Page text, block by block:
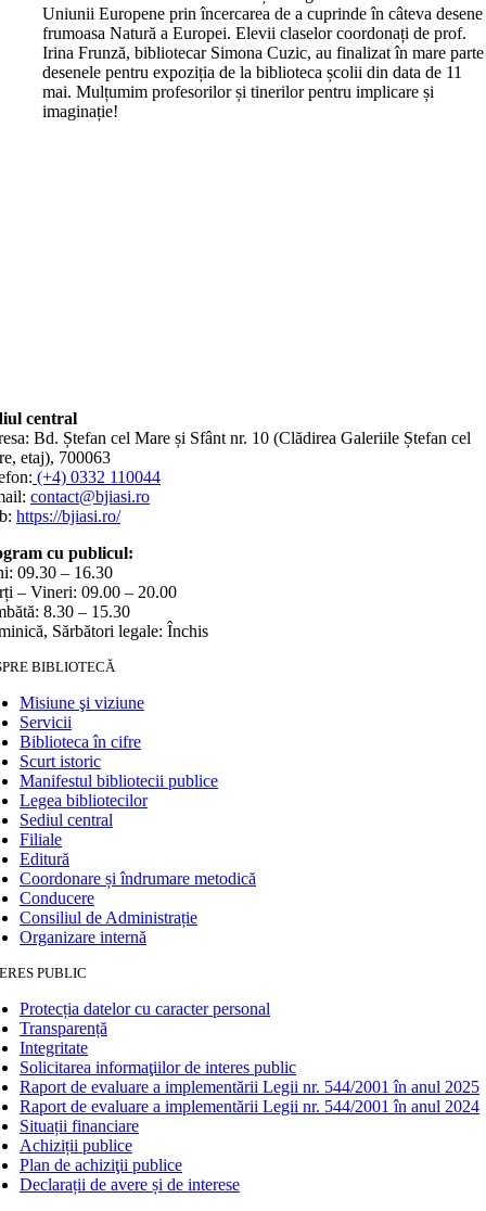
Uniunii Europene prin încercarea de a cuprinde în câteva desene
frumoasa Natură a Europei. Elevii claselor coordonați de prof.
Irina Frunză, bibliotecar Simona Cuzic, au finalizat în mare parte
desenele pentru expoziția de la biblioteca școlii din data de 11
mai. Mulțumim profesorilor și tinerilor pentru implicare și
imaginație!
central
Bd. Ștefan cel Mare și Sfânt nr. 10 (Clădirea Galeriile Ștefan cel
etaj), 700063
(+4) 0332 110044
contact@bjiasi.ro
https://bjiasi.ro/
cu publicul:
09.30 – 16.30
– Vineri: 09.00 – 20.00
8.30 – 15.30
Sărbători legale: Închis
BIBLIOTECĂ
Misiune şi viziune
Servicii
Biblioteca în cifre
Scurt istoric
Manifestul bibliotecii publice
Legea bibliotecilor
Sediul central
Filiale
Editură
Coordonare și îndrumare metodică
Conducere
Consiliul de Administrație
Organizare internă
PUBLIC
Protecția datelor cu caracter personal
Transparență
Integritate
Solicitarea informaţiilor de interes public
Raport de evaluare a implementării Legii nr. 544/2001 în anul 2025
Raport de evaluare a implementării Legii nr. 544/2001 în anul 2024
Situații financiare
Achiziții publice
Plan de achiziţii publice
Declarații de avere și de interese